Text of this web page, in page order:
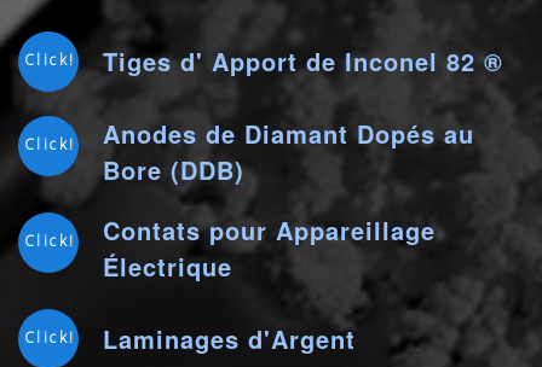
Click! Tiges d' Apport de Inconel 82 ®
Click!
Anodes de Diamant Dopés au
Bore (DDB)
Click!
Contats pour Appareillage
Électrique
Click! Laminages d'Argent